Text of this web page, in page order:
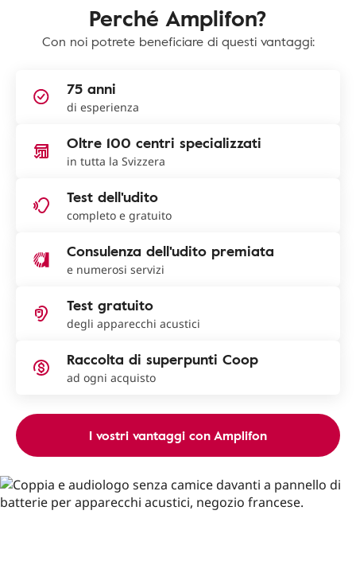
Perché Amplifon?
Con noi potrete beneficiare di questi vantaggi:
75 anni
di esperienza
Oltre 100 centri specializzati
in tutta la Svizzera
Test dell'udito
completo e gratuito
Consulenza dell'udito premiata
e numerosi servizi
Test gratuito
degli apparecchi acustici
Raccolta di superpunti Coop
ad ogni acquisto
I vostri vantaggi con Amplifon